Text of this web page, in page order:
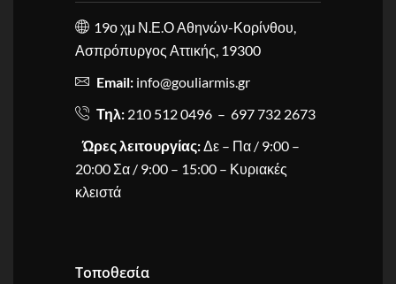
19ο χμ Ν.Ε.Ο Αθηνών-Κορίνθου,
Ασπρόπυργος Αττικής, 19300
Email: info@gouliarmis.gr
Τηλ: 210 512 0496 – 697 732 2673
Ώρες λειτουργίας:Δε – Πα / 9:00 –
20:00 Σα / 9:00 – 15:00 – Κυριακές
κλειστά
Τοποθεσία